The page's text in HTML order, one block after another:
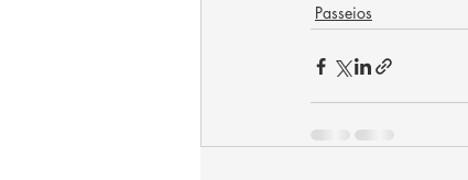
Passeios